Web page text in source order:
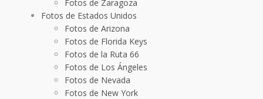
Fotos de Zaragoza
Fotos de Estados Unidos
Fotos de Arizona
Fotos de Florida Keys
Fotos de la Ruta 66
Fotos de Los Ángeles
Fotos de Nevada
Fotos de New York